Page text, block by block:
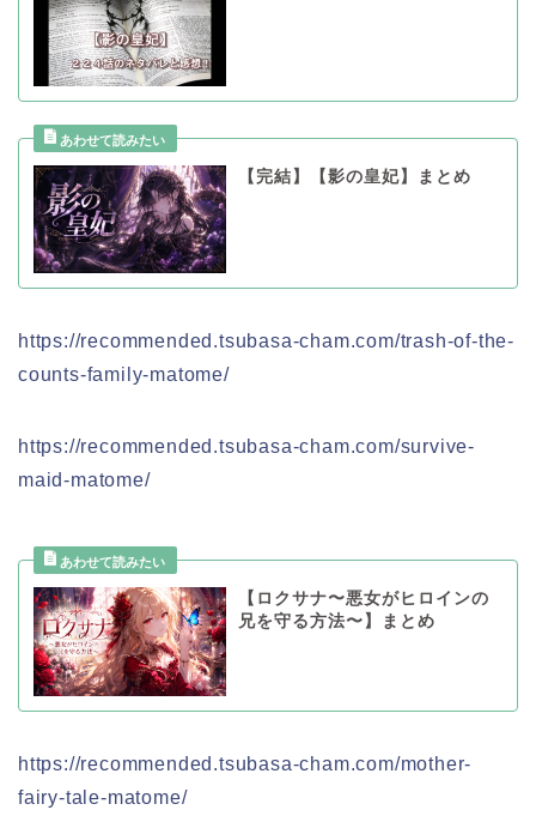
【完結】【影の皇妃】まとめ
https://recommended.tsubasa-cham.com/trash-of-the-
counts-family-matome/
https://recommended.tsubasa-cham.com/survive-
maid-matome/
【ロクサナ〜悪女がヒロインの
兄を守る方法〜】まとめ
https://recommended.tsubasa-cham.com/mother-
fairy-tale-matome/